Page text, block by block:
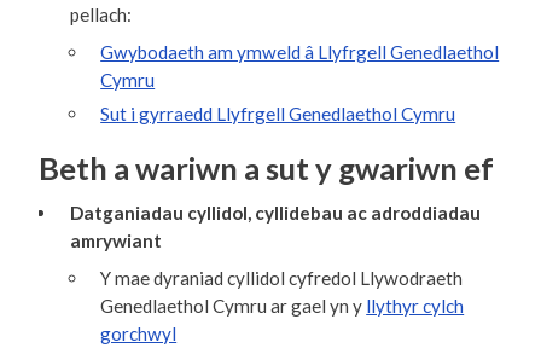
pellach:
Gwybodaeth am ymweld â Llyfrgell Genedlaethol
Cymru
Sut i gyrraedd Llyfrgell Genedlaethol Cymru
Beth a wariwn a sut y gwariwn ef
Datganiadau cyllidol, cyllidebau ac adroddiadau
amrywiant
Y mae dyraniad cyllidol cyfredol Llywodraeth
Genedlaethol Cymru ar gael yn y llythyr cylch
gorchwyl